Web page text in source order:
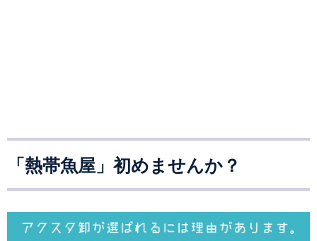
「熱帯魚屋」初めませんか？